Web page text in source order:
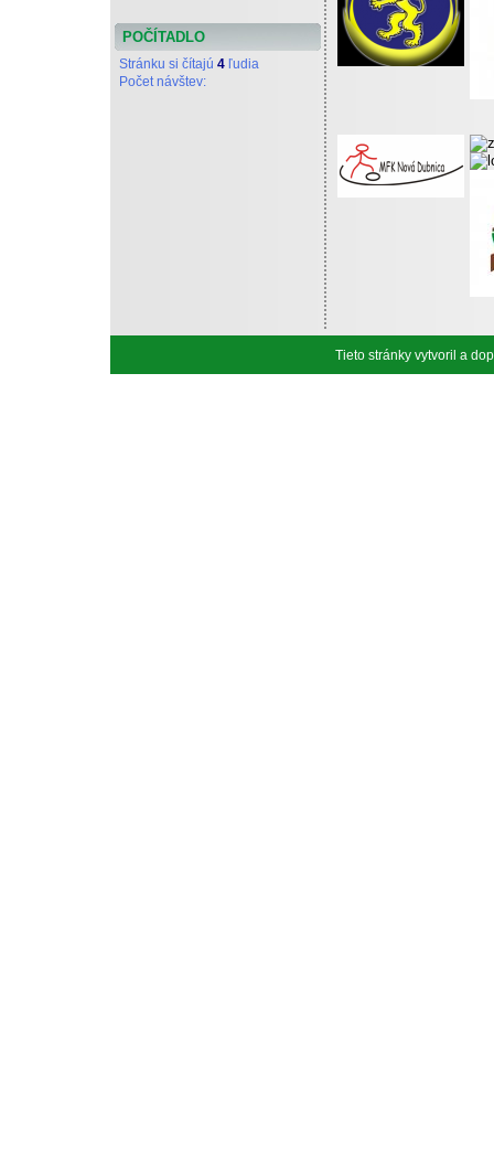
POČÍTADLO
Stránku si čítajú 4 ľudia
Počet návštev:
Tieto stránky vytvoril a